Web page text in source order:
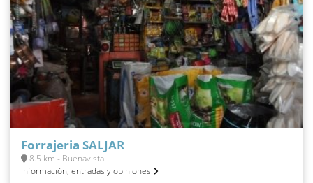
Forrajeria SALJAR
8.5 km - Buenavista
Información, entradas y opiniones